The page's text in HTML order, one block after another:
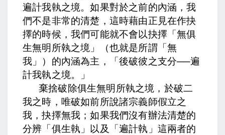
遍計我執之境。如果對於之前的內涵，我
們不是非常的清楚，這時藉由正見在作抉
擇的時候，我們可能就不會以抉擇「無俱
生無明所執之境」（也就是所謂「無
我」）的內涵為主，「後破彼之支分──遍
計我執之境。」
棄捨破除俱生無明所執之境，於破二
我之時，唯破如前所說諸宗義師假立之
我，抉擇無我；如果我們沒有辦法清楚的
分辨「俱生執」以及「遍計執」這兩者的